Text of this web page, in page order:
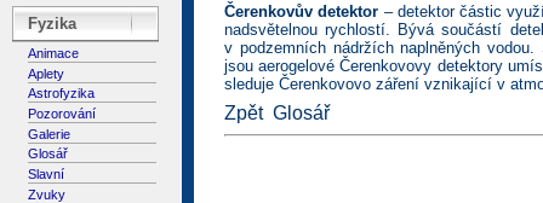
Fyzika
Animace
Aplety
Astrofyzika
Pozorování
Galerie
Glosář
Slavní
Zvuky
Čerenkovův detektor – detektor částic
nadsvětelnou rychlostí. Bývá součástí
v podzemních nádržích naplněných
jsou aerogelové Čerenkovovy detektory
sleduje Čerenkovovo záření vznikající v
Zpět Glosář